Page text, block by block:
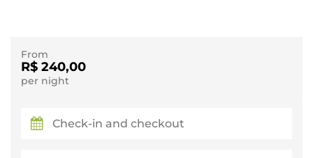
From
R$ 240,00
per night